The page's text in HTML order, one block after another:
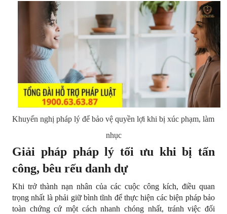
Khuyến nghị pháp lý để bảo vệ quyền lợi khi bị xúc phạm, làm
nhục
Giải pháp pháp lý tối ưu khi bị tấn
công, bêu rếu danh dự
Khi trở thành nạn nhân của các cuộc công kích, điều quan
trọng nhất là phải giữ bình tĩnh để thực hiện các biện pháp bảo
toàn chứng cứ một cách nhanh chóng nhất, tránh việc đối